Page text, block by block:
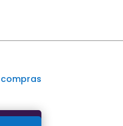
compras